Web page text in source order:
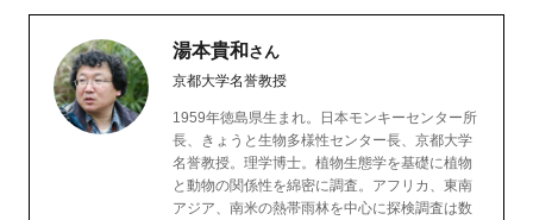
湯本貴和 さん
京都大学名誉教授
1959年徳島県生まれ。日本モンキーセンター所
長、きょうと生物多様性センター長、京都大学
名誉教授。理学博士。植物生態学を基礎に植物
と動物の関係性を綿密に調査。アフリカ、東南
アジア、南米の熱帯雨林を中心に探検調査は数